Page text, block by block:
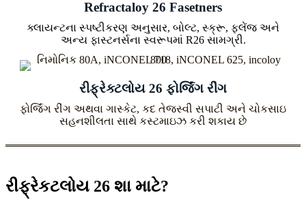
Refractaloy 26 Fasetners
ક્લાયન્ટના સ્પષ્ટીકરણ અનુસાર, બોલ્ટ, સ્ક્રૂ, ફ્લેંજ અને
અન્ય ફાસ્ટનર્સના સ્વરૂપમાં R26 સામગ્રી.
રીફ્રેક્ટલોય 26 ફોર્જિંગ રીંગ
ફોર્જિંગ રીંગ અથવા ગાસ્કેટ, કદ તેજસ્વી સપાટી અને ચોકસાઇ
સહનશીલતા સાથે કસ્ટમાઇઝ કરી શકાય છે
રીફ્રેકટલોય 26 શા માટે?